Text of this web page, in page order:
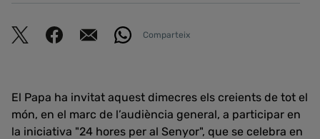
Comparteix
El Papa ha invitat aquest dimecres els creients de tot el
món, en el marc de l’audiència general, a participar en
la iniciativa "24 hores per al Senyor", que se celebra en